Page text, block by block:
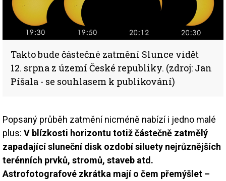
Takto bude částečné zatmění Slunce vidět
12. srpna z území České republiky. (zdroj: Jan
Píšala - se souhlasem k publikování)
Popsaný průběh zatmění nicméně nabízí i jedno malé
plus: V blízkosti horizontu totiž částečně zatmělý
zapadající sluneční disk ozdobí siluety nejrůznějších
terénních prvků, stromů, staveb atd.
Astrofotografové zkrátka mají o čem přemýšlet –